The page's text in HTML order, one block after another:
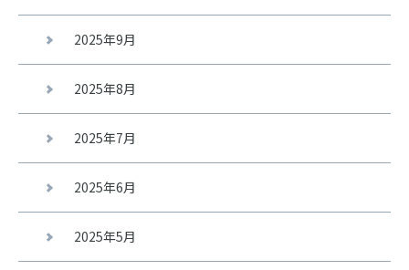
2025年9月
2025年8月
2025年7月
2025年6月
2025年5月